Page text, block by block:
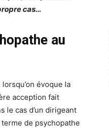
cas…
au
évoque la
acception fait
le cas d’un dirigeant
de psychopathe